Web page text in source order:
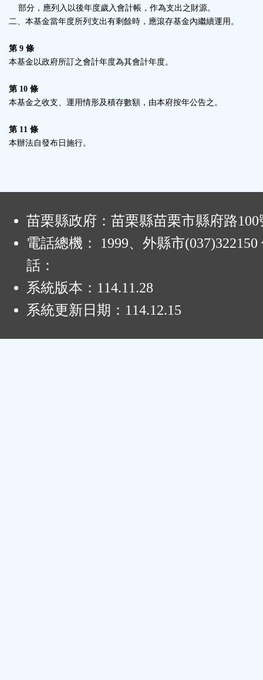
部分，應列入以後年度歲入會計帳，作為支出之財源。
二、本基金當年度所列支出有剩餘時，應滾存基金內繼續運用。
第 9 條
本基金以政府所訂之會計年度為其會計年度。
第 10 條
本基金之收支、運用情形及積存數額，由本府按年公告之。
第 11 條
本辦法自發布日施行。
苗栗縣政府：苗栗縣苗栗市縣府路100
電話總機： 1999、外縣市(037)322150
話：
系統版本： 114.11.28
系統更新日期： 114.12.15